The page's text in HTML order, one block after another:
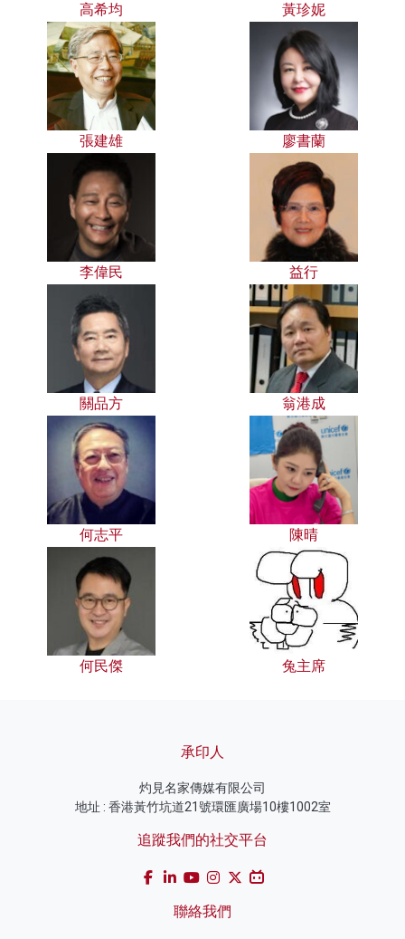
高希均 黃珍妮
張建雄 廖書蘭
李偉民 益行
關品方 翁港成
何志平 陳晴
何民傑 兔主席
承印人
灼見名家傳媒有限公司
地址 : 香港黃竹坑道21號環匯廣場10樓1002室
追蹤我們的社交平台
聯絡我們